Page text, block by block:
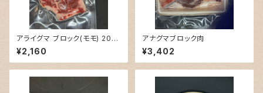
アライグマ ブロック(モモ) 200
g
¥2,160
アナグマブロック肉
¥3,402